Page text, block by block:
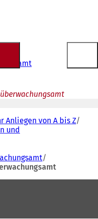
Anliegen von A bis Z
und